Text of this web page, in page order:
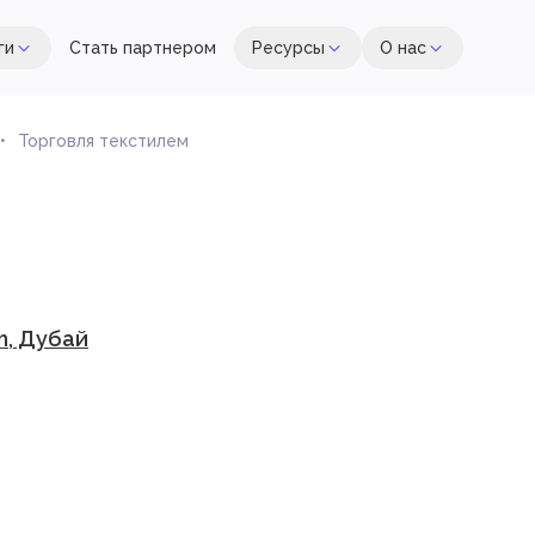
Стать партнером Ресурсы О нас
Торговля текстилем
Дубай